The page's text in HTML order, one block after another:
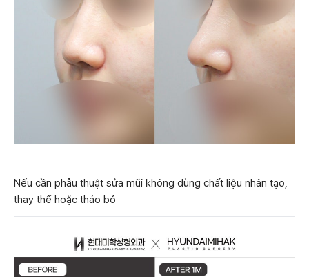
Nếu cần phẫu thuật sửa mũi không dùng chất liệu nhân tạo,
thay thế hoặc tháo bỏ